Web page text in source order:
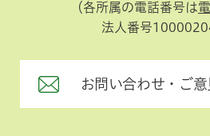
（各所属の電話番号は
法人番号
お問い合わせ・ご